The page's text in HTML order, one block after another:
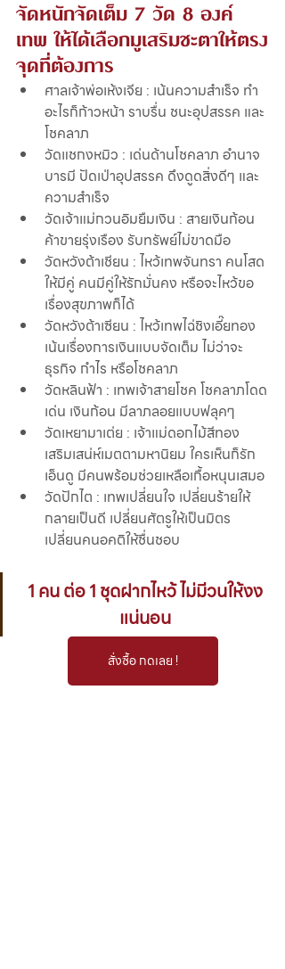
จัดหนักจัดเต็ม 7 วัด 8 องค์
เทพ ให้ได้เลือกมูเสริมชะตาให้ตรง
จุดที่ต้องการ
ศาลเจ้าพ่อเห้งเจีย : เน้นความสำเร็จ ทำ
อะไรก็ก้าวหน้า ราบรื่น ชนะอุปสรรค และ
โชคลาภ
วัดแชกงหมิว : เด่นด้านโชคลาภ อำนาจ
บารมี ปัดเป่าอุปสรรค ดึงดูดสิ่งดีๆ และ
ความสำเร็จ
วัดเจ้าแม่กวนอิมยืมเงิน : สายเงินก้อน
ค้าขายรุ่งเรือง รับทรัพย์ไม่ขาดมือ
วัดหวังต้าเชียน : ไหว้เทพจันทรา คนโสด
ให้มีคู่ คนมีคู่ให้รักมั่นคง หรือจะไหว้ขอ
เรื่องสุขภาพก็ได้
วัดหวังต้าเซียน : ไหว้เทพไฉ่ชิงเอี๊ยทอง
เน้นเรื่องการเงินแบบจัดเต็ม ไม่ว่าจะ
ธุรกิจ กำไร หรือโชคลาภ
วัดหลินฟ้า : เทพเจ้าสายโชค โชคลาภโดด
เด่น เงินก้อน มีลาภลอยแบบฟลุคๆ
วัดเหยามาเต่ย : เจ้าแม่ดอกไม้สีทอง
เสริมเสน่ห์เมตตามหานิยม ใครเห็นก็รัก
เอ็นดู มีคนพร้อมช่วยเหลือเกื้อหนุนเสมอ
วัดปักไต : เทพเปลี่ยนใจ เปลี่ยนร้ายให้
กลายเป็นดี เปลี่ยนศัตรูให้เป็นมิตร
เปลี่ยนคนอคติให้ชื่นชอบ
1 คน ต่อ 1 ชุดฝากไหว้ ไม่มีวนให้งง
แน่นอน
สั่งซื้อ กดเลย !